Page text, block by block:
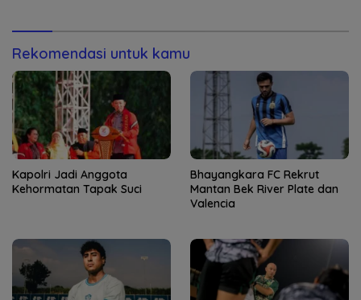
Rekomendasi untuk kamu
Kapolri Jadi Anggota
Kehormatan Tapak Suci
Bhayangkara FC Rekrut
Mantan Bek River Plate dan
Valencia